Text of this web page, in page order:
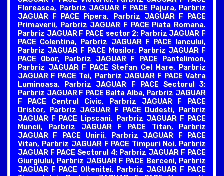
Floreasca, Parbriz JAGUAR F PACE Pajura, Parbriz
JAGUAR F PACE Pipera, Parbriz JAGUAR F PACE
Primaverii, Parbriz JAGUAR F PACE Piata Romana.
Parbriz JAGUAR F PACE sector 2: Parbriz JAGUAR F
PACE Colentina, Parbriz JAGUAR F PACE Iancului,
Parbriz JAGUAR F PACE Mosilor, Parbriz JAGUAR F
PACE Obor, Parbriz JAGUAR F PACE Pantelimon,
Parbriz JAGUAR F PACE Stefan Cel Mare, Parbriz
JAGUAR F PACE Tei, Parbriz JAGUAR F PACE Vatra
Luminoasa. Parbriz JAGUAR F PACE Sectorul 3:
Parbriz JAGUAR F PACE Balta Alba, Parbriz JAGUAR
F PACE Centrul Civic, Parbriz JAGUAR F PACE
Dristor, Parbriz JAGUAR F PACE Dudesti, Parbriz
JAGUAR F PACE Lipscani, Parbriz JAGUAR F PACE
Muncii, Parbriz JAGUAR F PACE Titan, Parbriz
JAGUAR F PACE Unirii, Parbriz JAGUAR F PACE
Vitan, Parbriz JAGUAR F PACE Timpuri Noi. Parbriz
JAGUAR F PACE Sectorul 4: Parbriz JAGUAR F PACE
Giurgiului, Parbriz JAGUAR F PACE Berceni, Parbriz
JAGUAR F PACE Oltenitei, Parbriz JAGUAR F PACE